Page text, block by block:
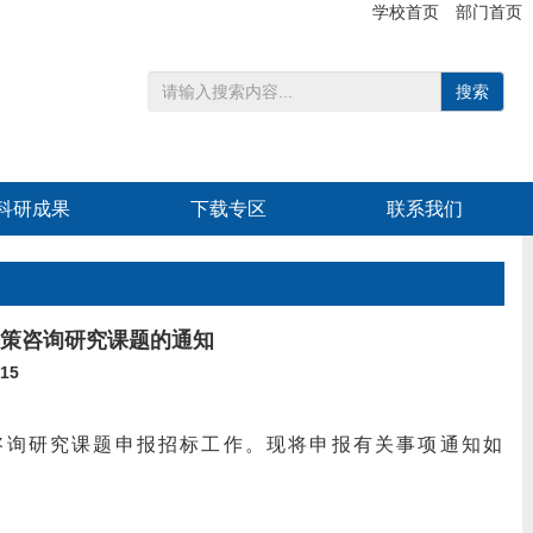
学校首页 部门首页
搜索
研成果 下载专区 联系我们
咨询研究课题的通知
研究课题申报招标工作。现将申报有关事项通知如